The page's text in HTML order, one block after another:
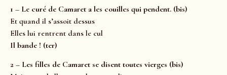
1 – Le curé de Camaret a les couilles qui pendent. (bis)
Et quand il s’assoit dessus
Elles lui rentrent dans le cul
Il bande ! (ter)
2 – Les filles de Camaret se disent toutes vierges (bis)